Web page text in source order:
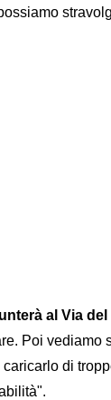
al Via
Poi vediamo
di